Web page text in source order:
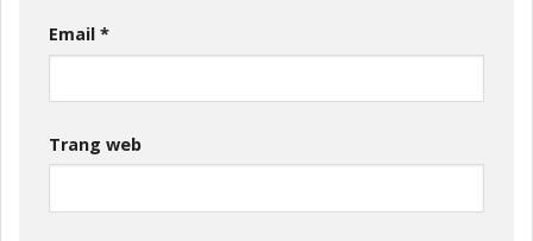
Email *
Trang web